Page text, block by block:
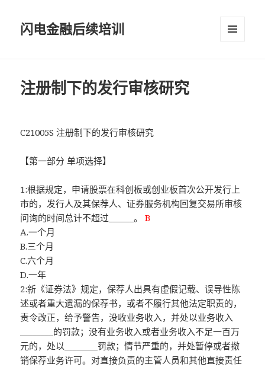
闪电金融后续培训
注册制下的发行审核研究
C21005S 注册制下的发行审核研究
【第一部分 单项选择】
1:根据规定，申请股票在科创板或创业板首次公开发行上
市的，发行人及其保荐人、证券服务机构回复交易所审核
问询的时间总计不超过______。B
A.一个月
B.三个月
C.六个月
D.一年
2:新《证券法》规定，保荐人出具有虚假记载、误导性陈
述或者重大遗漏的保荐书，或者不履行其他法定职责的，
责令改正，给予警告，没收业务收入，并处以业务收入
________的罚款；没有业务收入或者业务收入不足一百万
元的，处以________罚款；情节严重的，并处暂停或者撤
销保荐业务许可。对直接负责的主管人员和其他直接责任